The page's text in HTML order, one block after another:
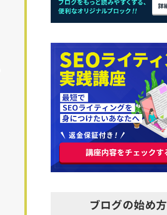
ブログの始め方